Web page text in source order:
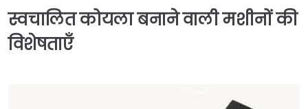
स्वचालित कोयला बनाने वाली मशीनों की
विशेषताएँ